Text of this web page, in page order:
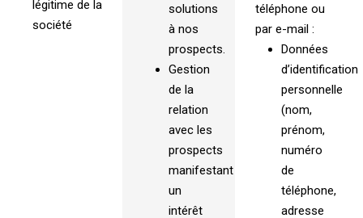
légitime de la
société
solutions
à nos
prospects.
Gestion
de la
relation
avec les
prospects
manifestant
un
intérêt
téléphone ou
par e-mail :
Données
d’identification
personnelle
(nom,
prénom,
numéro
de
téléphone,
adresse